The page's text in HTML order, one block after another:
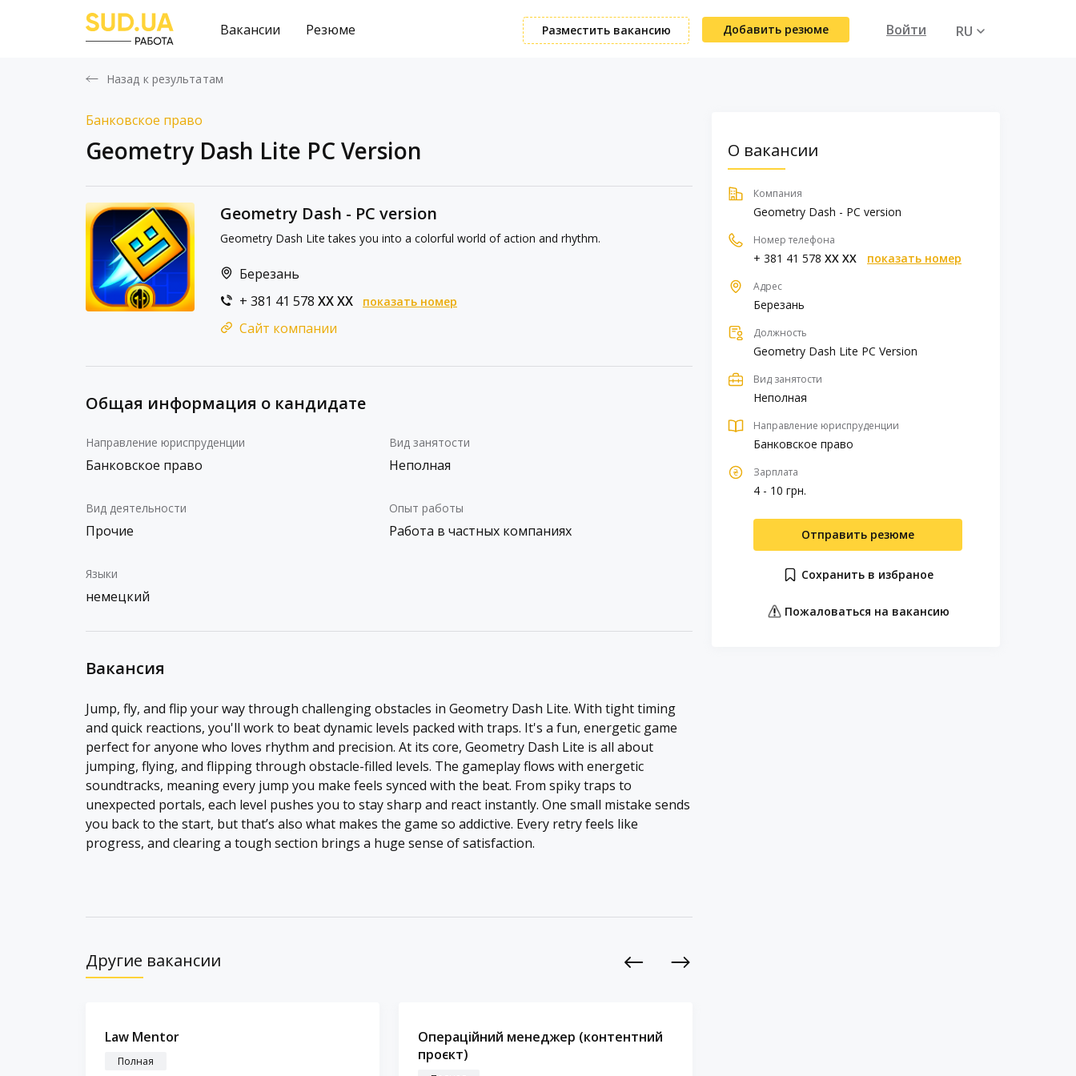
Вакансии Резюме Разместить вакансию Добавить резюме Войти
RU
Назад к результатам
Банковское право
Geometry Dash Lite PC Version
Geometry Dash - PC version
Geometry Dash Lite takes you into a colorful world of action and rhythm.
Березань
+ 381 41 578 XX XX показать номер
Сайт компании
Общая информация о кандидате
Направление юриспруденции
Банковское право
Вид занятости
Неполная
Вид деятельности
Прочие
Опыт работы
Работа в частных компаниях
Языки
немецкий
Вакансия
Jump, fly, and flip your way through challenging obstacles in Geometry Dash Lite. With tight timing
and quick reactions, you'll work to beat dynamic levels packed with traps. It's a fun, energetic game
perfect for anyone who loves rhythm and precision. At its core, Geometry Dash Lite is all about
jumping, flying, and flipping through obstacle-filled levels. The gameplay flows with energetic
soundtracks, meaning every jump you make feels synced with the beat. From spiky traps to
unexpected portals, each level pushes you to stay sharp and react instantly. One small mistake sends
you back to the start, but that’s also what makes the game so addictive. Every retry feels like
progress, and clearing a tough section brings a huge sense of satisfaction.
О вакансии
Компания
Geometry Dash - PC version
Номер телефона
+ 381 41 578 XX XX показать номер
Адрес
Березань
Должность
Geometry Dash Lite PC Version
Вид занятости
Неполная
Направление юриспруденции
Банковское право
Зарплата
4 - 10 грн.
Отправить резюме
Сохранить в избраное
Пожаловаться на вакансию
Другие вакансии
Law Mentor
Полная
Операційний менеджер (контентний
проєкт)